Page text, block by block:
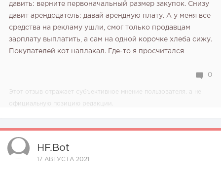
давить: верните первоначальный размер закупок. Снизу
давит арендодатель: давай арендную плату. А у меня все
средства на рекламу ушли, смог только продавцам
зарплату выплатить, а сам на одной корочке хлеба сижу.
Покупателей кот наплакал. Где-то я просчитался
0
Этот отзыв отражает субъективное мнение пользователя, а не
официальную позицию редакции.
HF.bot
17 АВГУСТА 2021